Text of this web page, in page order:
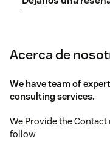
Acerca de
We have team of
consulting services.
We Provide the
follow